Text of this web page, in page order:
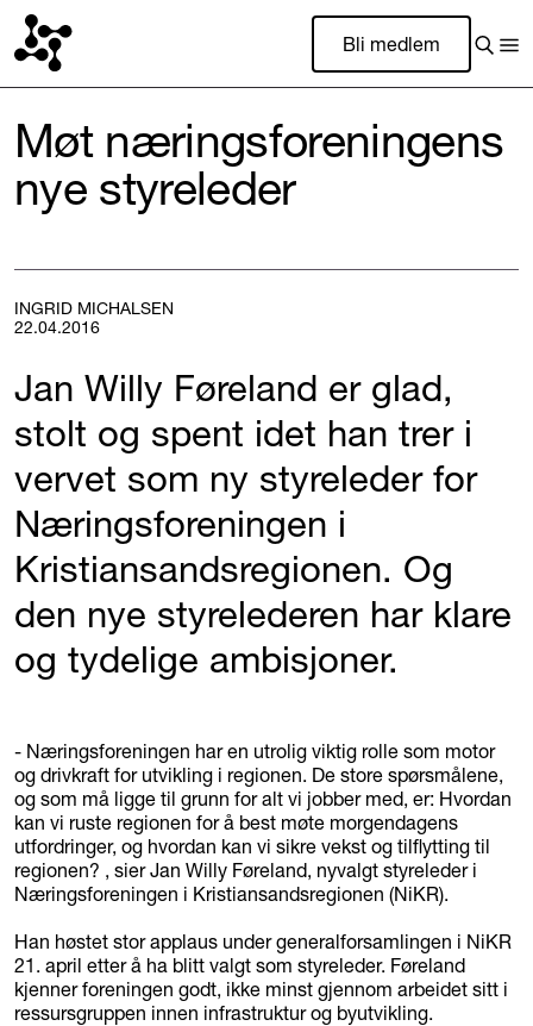
Bli medlem
Møt næringsforeningens
nye styreleder
INGRID MICHALSEN
22.04.2016
Jan Willy Føreland er glad,
stolt og spent idet han trer i
vervet som ny styreleder for
Næringsforeningen i
Kristiansandsregionen. Og
den nye styrelederen har klare
og tydelige ambisjoner.
- Næringsforeningen har en utrolig viktig rolle som motor
og drivkraft for utvikling i regionen. De store spørsmålene,
og som må ligge til grunn for alt vi jobber med, er: Hvordan
kan vi ruste regionen for å best møte morgendagens
utfordringer, og hvordan kan vi sikre vekst og tilflytting til
regionen? , sier Jan Willy Føreland, nyvalgt styreleder i
Næringsforeningen i Kristiansandsregionen (NiKR).
Han høstet stor applaus under generalforsamlingen i NiKR
21. april etter å ha blitt valgt som styreleder. Føreland
kjenner foreningen godt, ikke minst gjennom arbeidet sitt i
ressursgruppen innen infrastruktur og byutvikling.